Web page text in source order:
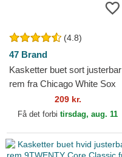
(4.8)
47 Brand
Kasketter buet sort justerbar
rem fra Chicago White Sox
MLB af 47 Brand
209 kr.
Få det forbi tirsdag, aug. 11